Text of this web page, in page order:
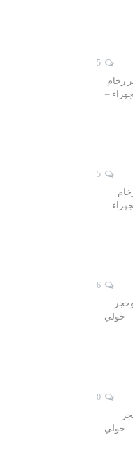
وحفر رخام
–
رخام
–
وحجر
– حولي –
– حولي –